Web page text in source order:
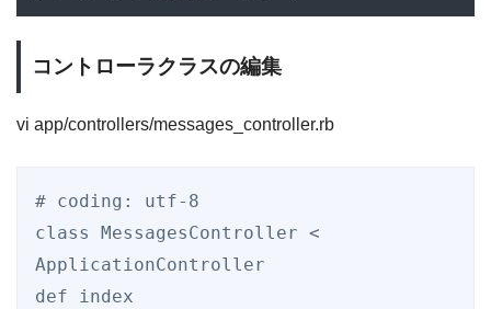
コントローラクラスの編集
vi app/controllers/messages_controller.rb
# coding: utf-8
class
MessagesController
ApplicationController
def
index